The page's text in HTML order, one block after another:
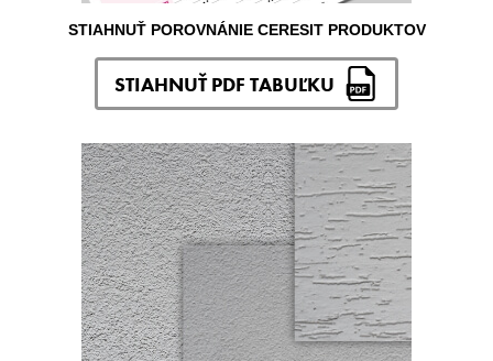
STIAHNUŤ POROVNÁNIE CERESIT PRODUKTOV
STIAHNUŤ PDF TABUĽKU